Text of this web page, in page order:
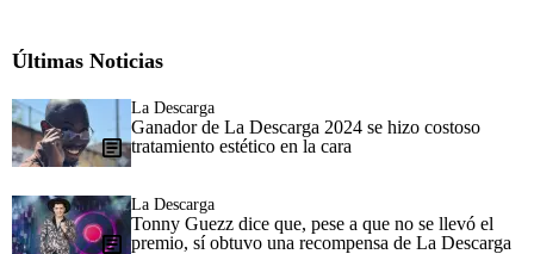
Últimas Noticias
La Descarga
Ganador de La Descarga 2024 se hizo costoso
tratamiento estético en la cara
La Descarga
Tonny Guezz dice que, pese a que no se llevó el
premio, sí obtuvo una recompensa de La Descarga